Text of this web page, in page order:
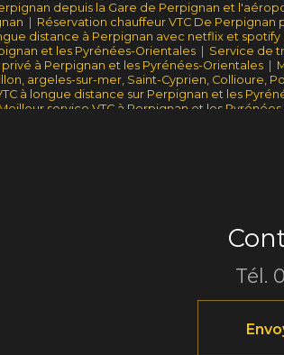
depuis la Gare de Perpignan et
Réservation chauffeur VTC De
distance à Perpignan avec netflix et spotify
et les Pyrénées-Orientales| Service de
privé à Perpignan et les Pyrénées-Orientales|
argeles-sur-mer, Saint-Cyprien, Collioure,
à longue distance sur Perpignan et les
Meilleur service VTC à Perpignan et les
Tél.